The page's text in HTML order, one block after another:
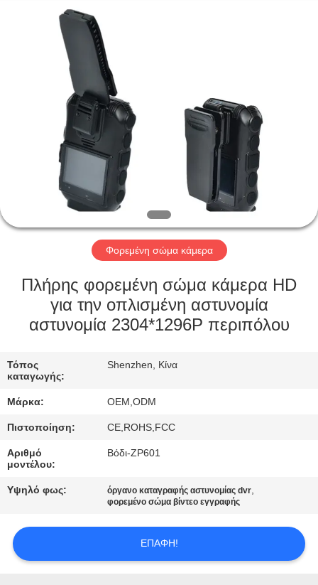
ΠΡΟΪΌΝΤΑ
ΒΊΝΤΕΟ
ΕΚΠΟΜΠΉ
VR
ΣΧΕΤΙΚΆ
ΕΜΆΣ
ΕΠΙΣΚΈΨΕΙΣ
ΣΤΟ
ΈΛΕΓΧΟΣ
ΠΟΙΌΤΗΤΑΣ
ΕΠΙΚΟΙΝΩΝΉΣΤΕ
ΜΑΖΊ
Φορεμένη σώμα κάμερα
Πλήρης φορεμένη σώμα κάμερα HD
για την οπλισμένη αστυνομία
αστυνομία 2304*1296P περιπόλου
Τόπος
καταγωγής:
Shenzhen, Κίνα
Μάρκα: OEM,ODM
Πιστοποίηση: CE,ROHS,FCC
Αριθμό
μοντέλου:
Βόδι-ZP601
Υψηλό φως: όργανο καταγραφής αστυνομίας dvr,
φορεμένο σώμα βίντεο εγγραφής
ΕΠΑΦΉ!